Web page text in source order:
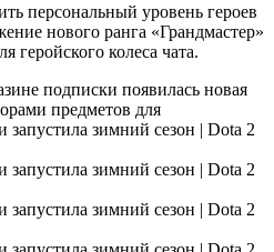
персональный уровень героев
нового ранга «Грандмастер»
геройского колеса чата.
подписки появилась новая
предметов для